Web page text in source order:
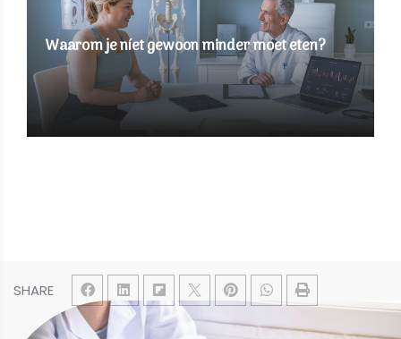
SHARE
Waarom je níet gewoon minder moet eten?